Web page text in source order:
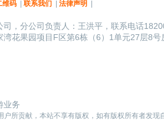
维码 联系我们 法律声明
， 分公司负责人：王洪平，联系电话
花果园项目F区第6栋（6）1单元27层8号
业务
所贡献，本站不享有版权，如有版权所有者发